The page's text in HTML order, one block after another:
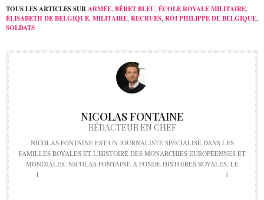
TOUS LES ARTICLES SURARMÉE BÉRET BLEU ÉCOLE ROYALE MILITAIRE
ÉLISABETH DE BELGIQUE MILITAIRE RECRUES ROI PHILIPPE DE BELGIQUE
SOLDATS
NICOLAS FONTAINE
RÉDACTEUR EN CHEF
NICOLAS FONTAINE EST UN JOURNALISTE SPÉCIALISÉ DANS LES
FAMILLES ROYALES ET L'HISTOIRE DES MONARCHIES EUROPÉENNES ET
MONDIALES. NICOLAS FONTAINE A FONDÉ HISTOIRES ROYALES, LE
PREMIER MÉDIA EN LIGNE DÉDIÉ À L'ACTUALITÉ DES TÊTES